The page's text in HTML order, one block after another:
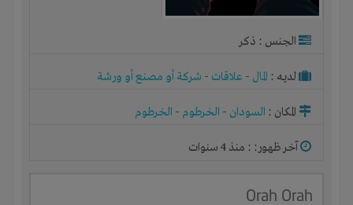
الجنس : ذكر
لديـه : المال - علاقات - شركة أو مصنع أو ورشة
المكان : السودان - الخرطوم - الخرطوم
آخر ظهور: : منذ 4 سنوات
Orah Orah